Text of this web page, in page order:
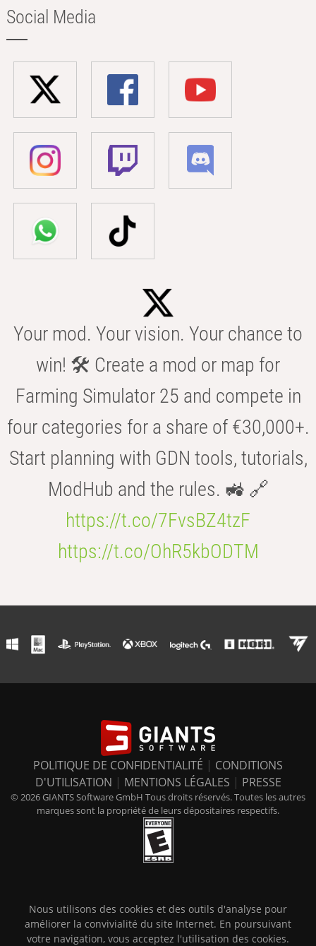
Social Media
Your mod. Your vision. Your chance to
win! 🛠️ Create a mod or map for
Farming Simulator 25 and compete in
four categories for a share of €30,000+.
Start planning with GDN tools, tutorials,
ModHub and the rules. 🚜 🔗
https://t.co/7FvsBZ4tzF
https://t.co/OhR5kbODTM
POLITIQUE DE CONFIDENTIALITÉ | CONDITIONS
D'UTILISATION | MENTIONS LÉGALES | PRESSE
© 2026 GIANTS Software GmbH Tous droits réservés. Toutes les autres
marques sont la propriété de leurs dépositaires respectifs.
Nous utilisons des cookies et des outils d'analyse pour
améliorer la convivialité du site Internet. En poursuivant
votre navigation, vous acceptez l'utilisation des cookies.